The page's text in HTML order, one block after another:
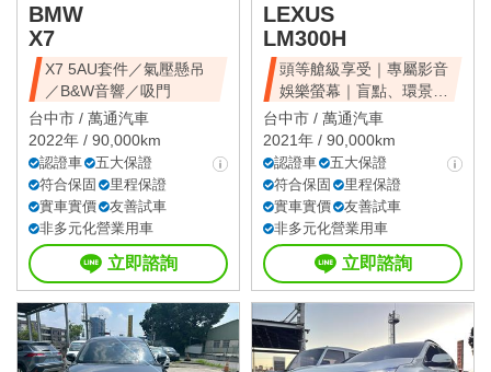
BMW
X7
X7 5AU套件／氣壓懸吊
／B&W音響／吸門
台中市 / 萬通汽車
2022年 / 90,000km
認證車
五大保證
符合保固
里程保證
實車實價
友善試車
非多元化營業用車
立即諮詢
LEXUS
LM300H
頭等艙級享受｜專屬影音
娛樂螢幕｜盲點、環景、
雙電滑門、雙天窗
台中市 / 萬通汽車
2021年 / 90,000km
認證車
五大保證
符合保固
里程保證
實車實價
友善試車
非多元化營業用車
立即諮詢